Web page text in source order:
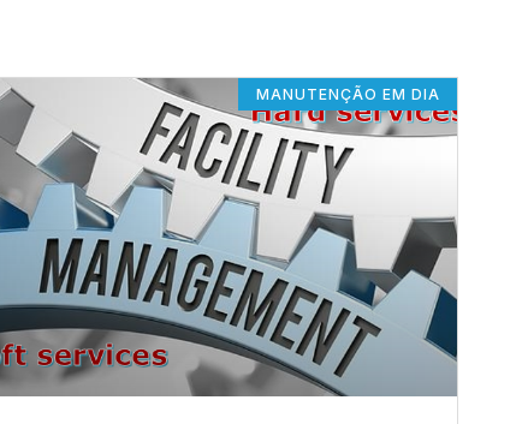
MANUTENÇÃO EM DIA